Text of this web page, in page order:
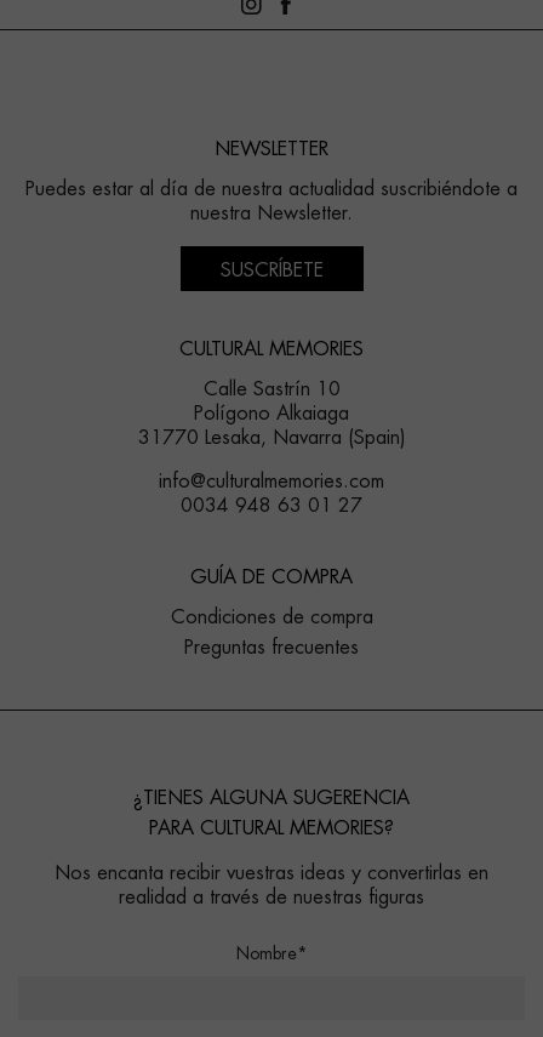
NEWSLETTER
Puedes estar al día de nuestra actualidad suscribiéndote a
nuestra Newsletter.
SUSCRÍBETE
CULTURAL MEMORIES
Calle Sastrín 10
Polígono Alkaiaga
31770 Lesaka, Navarra (Spain)
info@culturalmemories.com
0034 948 63 01 27
GUÍA DE COMPRA
Condiciones de compra
Preguntas frecuentes
¿TIENES ALGUNA SUGERENCIA
PARA CULTURAL MEMORIES?
Nos encanta recibir vuestras ideas y convertirlas en
realidad a través de nuestras figuras
Nombre*